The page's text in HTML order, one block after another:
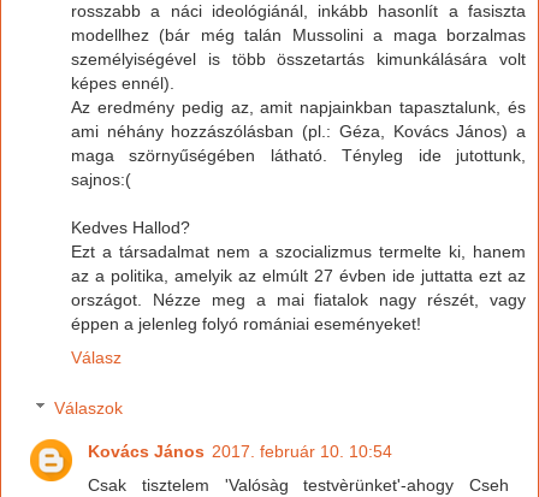
rosszabb a náci ideológiánál, inkább hasonlít a fasiszta
modellhez (bár még talán Mussolini a maga borzalmas
személyiségével is több összetartás kimunkálására volt
képes ennél).
Az eredmény pedig az, amit napjainkban tapasztalunk, és
ami néhány hozzászólásban (pl.: Géza, Kovács János) a
maga szörnyűségében látható. Tényleg ide jutottunk,
sajnos:(
Kedves Hallod?
Ezt a társadalmat nem a szocializmus termelte ki, hanem
az a politika, amelyik az elmúlt 27 évben ide juttatta ezt az
országot. Nézze meg a mai fiatalok nagy részét, vagy
éppen a jelenleg folyó romániai eseményeket!
Válasz
Válaszok
Kovács János 2017. február 10. 10:54
Csak tisztelem 'Valósàg testvèrünket'-ahogy Cseh